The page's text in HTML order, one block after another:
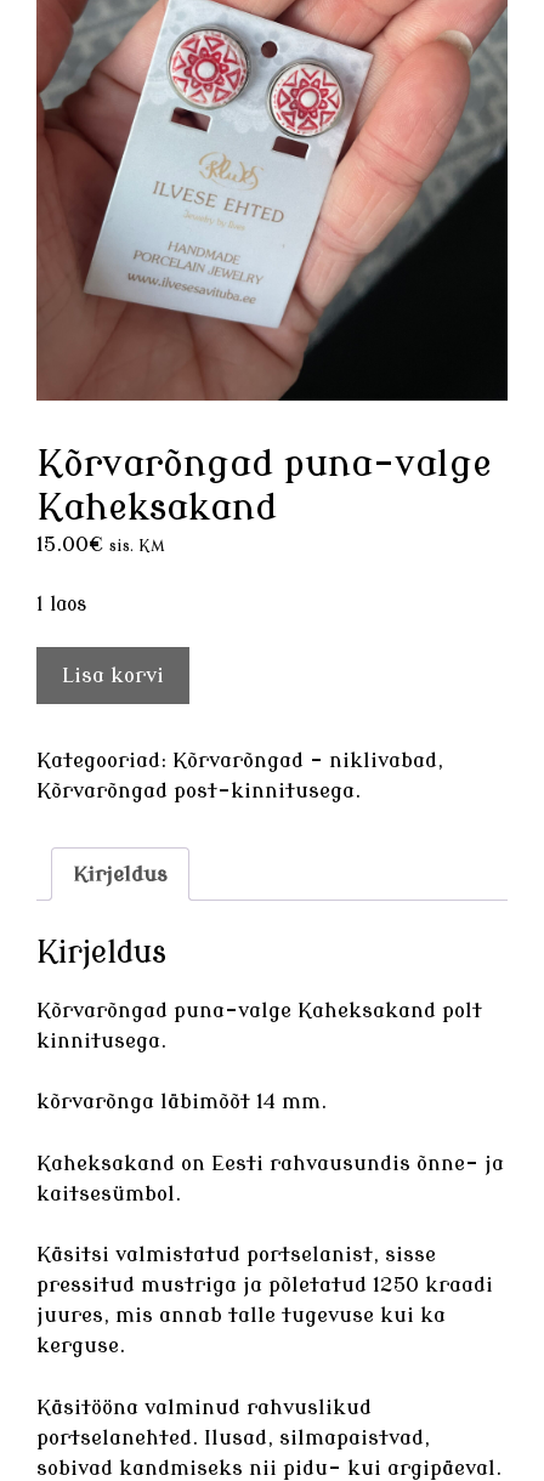
Kõrvarõngad puna-valge
Kaheksakand
15.00€ sis. KM
1 laos
Kõrvarõngad
Kaheksakand
kogus
Lisa korvi
Kategooriad: Kõrvarõngad - niklivabad,
Kõrvarõngad post-kinnitusega.
Kirjeldus
Kirjeldus
Kõrvarõngad puna-valge Kaheksakand polt
kinnitusega.
kõrvarõnga läbimõõt 14 mm.
Kaheksakand on Eesti rahvausundis õnne- ja
kaitsesümbol.
Käsitsi valmistatud portselanist, sisse
pressitud mustriga ja põletatud 1250 kraadi
juures, mis annab talle tugevuse kui ka
kerguse.
Käsitööna valminud rahvuslikud
portselanehted. Ilusad, silmapaistvad,
sobivad kandmiseks nii pidu- kui argipäeval.